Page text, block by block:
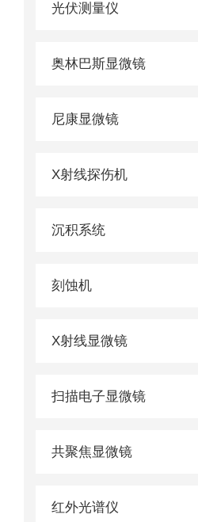
光伏测量仪
奥林巴斯显微镜
尼康显微镜
X射线探伤机
沉积系统
刻蚀机
X射线显微镜
扫描电子显微镜
共聚焦显微镜
红外光谱仪